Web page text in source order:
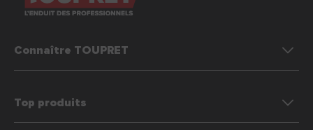
Connaître TOUPRET
Top produits